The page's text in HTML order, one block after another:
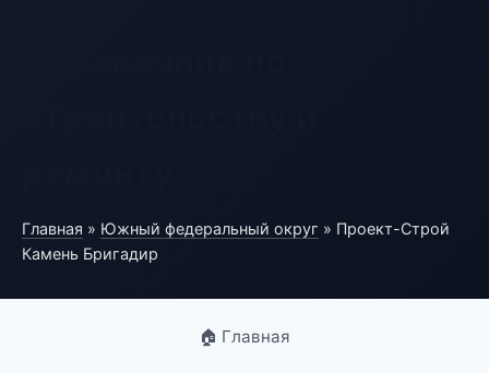
Главная » Южный федеральный округ » Проект-Строй
Камень Бригадир
🏠 Главная